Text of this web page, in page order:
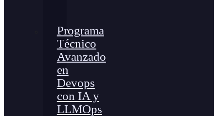
Programa
Técnico
Avanzado
en
Devops
con IA y
LLMOps